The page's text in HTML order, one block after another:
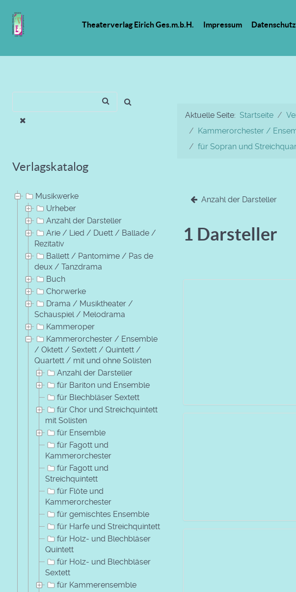
Theaterverlag Eirich Ges.m.b.H. Impressum
Verlagskatalog
Musikwerke
Urheber
Anzahl der Darsteller
Arie / Lied / Duett / Ballade /
Rezitativ
Ballett / Pantomime / Pas de
deux / Tanzdrama
Buch
Chorwerke
Drama / Musiktheater /
Schauspiel / Melodrama
Kammeroper
Kammerorchester / Ensemble
/ Oktett / Sextett / Quintett /
Quartett / mit und ohne Solisten
Anzahl der Darsteller
für Bariton und Ensemble
für Blechbläser Sextett
für Chor und Streichquintett
mit Solisten
für Ensemble
für Fagott und
Kammerorchester
für Fagott und
Streichquintett
für Flöte und
Kammerorchester
für gemischtes Ensemble
für Harfe und Streichquintett
für Holz- und Blechbläser
Quintett
für Holz- und Blechbläser
Sextett
für Kammerensemble
Aktuelle Seite: Startseite
Kammerorchester /
für Sopran und
Anzahl der Darsteller
1 Darsteller